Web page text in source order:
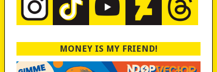
MONEY IS MY FRIEND!